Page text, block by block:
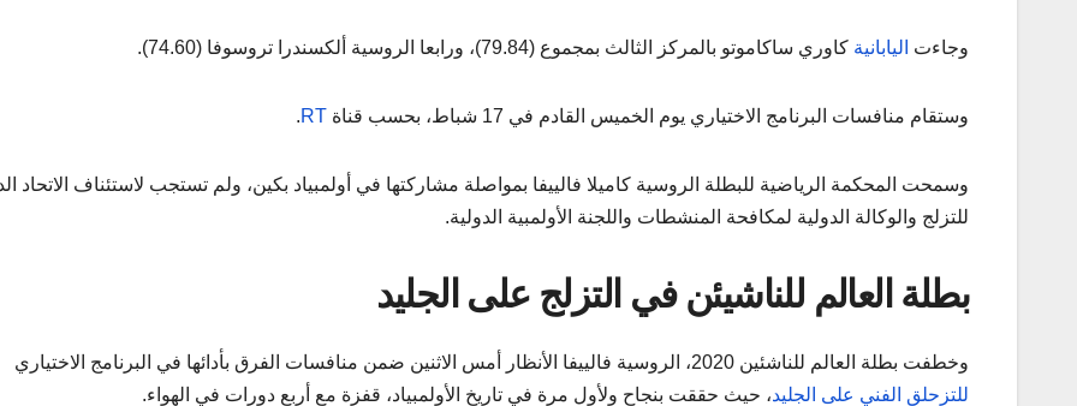
وجاءت اليابانية كاوري ساكاموتو بالمركز الثالث بمجموع (79.84)، ورابعا الروسية ألكسندرا تروسوفا (74.60).
وستقام منافسات البرنامج الاختياري يوم الخميس القادم في 17 شباط، بحسب قناة RT
.
وسمحت المحكمة الرياضية للبطلة الروسية كاميلا فالييفا بمواصلة مشاركتها في أولمبياد بكين، ولم تستجب لاستئناف الاتحاد
للتزلج والوكالة الدولية لمكافحة المنشطات واللجنة الأولمبية الدولية.
بطلة العالم للناشيئن في التزلج على الجليد
وخطفت بطلة العالم للناشئين 2020، الروسية فالييفا الأنظار أمس الاثنين ضمن منافسات الفرق بأدائها في البرنامج الاختياري
للتزحلق الفني على الجليد، حيث حققت بنجاح ولأول مرة في تاريخ الأولمبياد، قفزة مع أربع دورات في الهواء.